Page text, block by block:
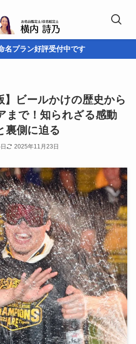
名プラン好評受付中です
】ビールかけの歴史から
まで！知られざる感動
裏側に迫る
2025年11月23日